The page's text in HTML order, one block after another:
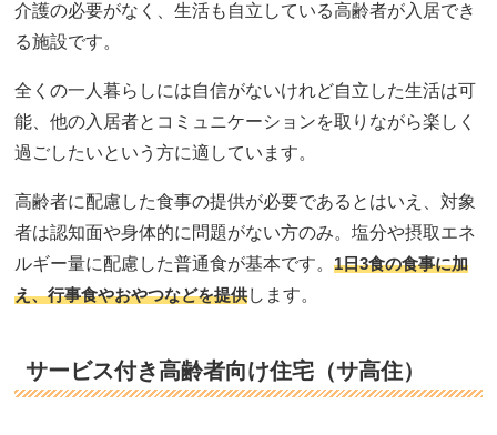
介護の必要がなく、生活も自立している高齢者が入居でき
る施設です。
全くの一人暮らしには自信がないけれど自立した生活は可
能、他の入居者とコミュニケーションを取りながら楽しく
過ごしたいという方に適しています。
高齢者に配慮した食事の提供が必要であるとはいえ、対象
者は認知面や身体的に問題がない方のみ。塩分や摂取エネ
ルギー量に配慮した普通食が基本です。1日3食の食事に加
え、行事食やおやつなどを提供します。
サービス付き高齢者向け住宅（サ高住）